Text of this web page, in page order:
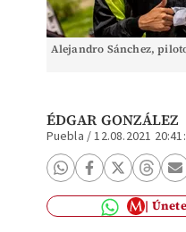
Alejandro Sánchez,
ÉDGAR GONZÁLEZ
Puebla /12.08.2021